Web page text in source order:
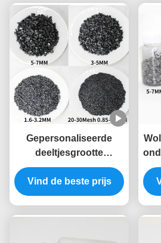
Gepersonaliseerde
deeltjesgrootte
Wolfraamcarbide
deeltjes Carbide
legering deeltjes voor
Vind de beste prijs